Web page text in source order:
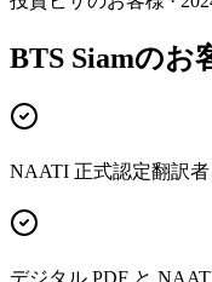
BTS Siamのお
NAATI 正式認定翻訳